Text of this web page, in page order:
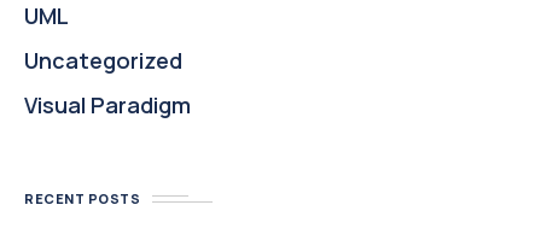
UML
Uncategorized
Visual Paradigm
RECENT POSTS